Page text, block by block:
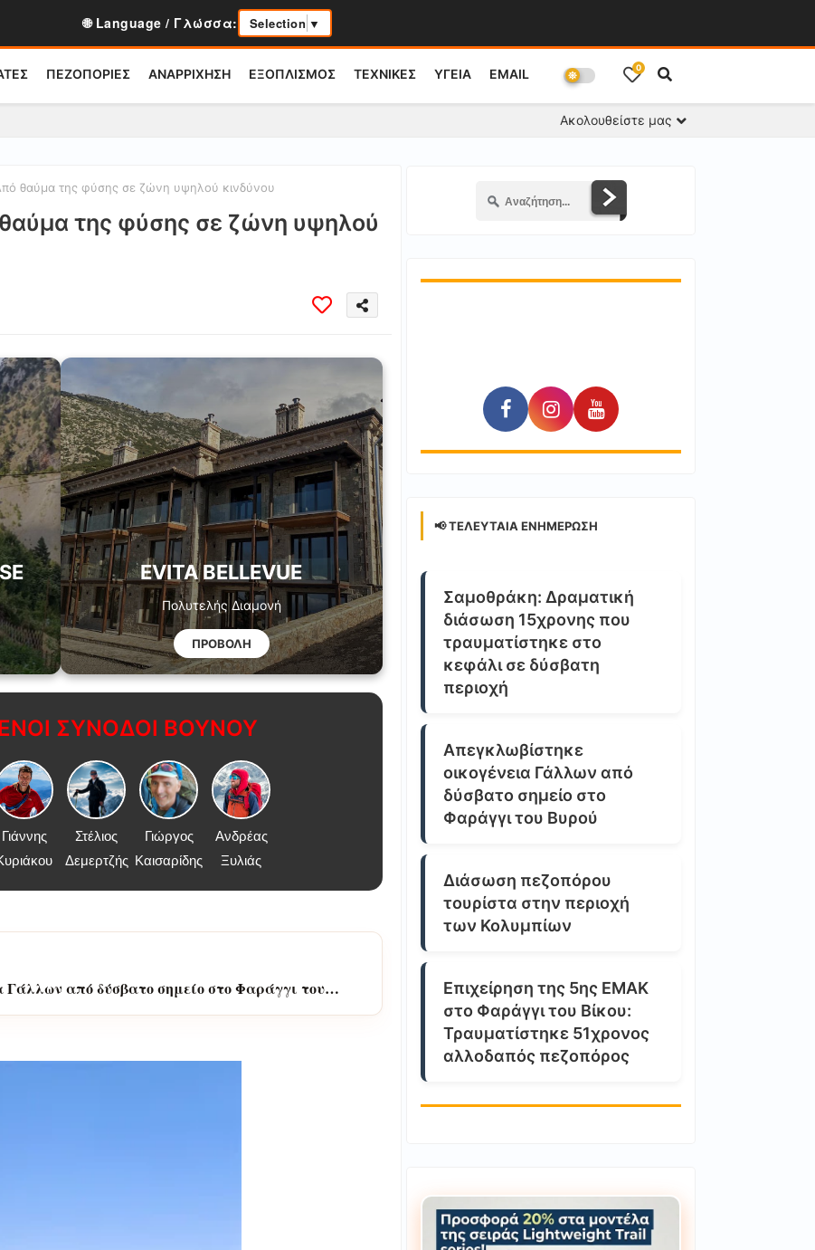
🌐 Language / Γλώσσα: Selection ▼
ΠΕΖΟΠΟΡΙΕΣ ΑΝΑΡΡΙΧΗΣΗ ΕΞΟΠΛΙΣΜΟΣ ΤΕΧΝΙΚΕΣ ΥΓΕΙΑ EMAIL 0
Ακολουθείστε μας
θαύμα της φύσης σε ζώνη υψηλού κινδύνου
της φύσης σε ζώνη υψηλού
EVITA BELLEVUE
Πολυτελής Διαμονή
ΠΡΟΒΟΛΗ
ΣΥΝΟΔΟΙ ΒΟΥΝΟΥ
Γιάννης
Στέλιος
Δεμερτζής
Γιώργος
Καισαρίδης
Ανδρέας
Ξυλιάς
Γάλλων από δύσβατο σημείο στο Φαράγγι του
📢 ΤΕΛΕΥΤΑΊΑ ΕΝΗΜΈΡΩΣΗ
Σαμοθράκη: Δραματική
διάσωση 15χρονης που
τραυματίστηκε στο
κεφάλι σε δύσβατη
περιοχή
Απεγκλωβίστηκε
οικογένεια Γάλλων από
δύσβατο σημείο στο
Φαράγγι του Βυρού
Διάσωση πεζοπόρου
τουρίστα στην περιοχή
των Κολυμπίων
Επιχείρηση της 5ης ΕΜΑΚ
στο Φαράγγι του Βίκου:
Τραυματίστηκε 51χρονος
αλλοδαπός πεζοπόρος